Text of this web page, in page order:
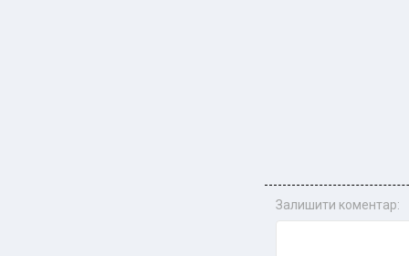
Залишити коментар: